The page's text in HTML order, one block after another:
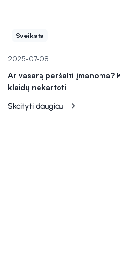
Sveikata
2025-07-08
Ar vasarą peršalti įmanoma?
klaidų nekartoti
Skaityti daugiau